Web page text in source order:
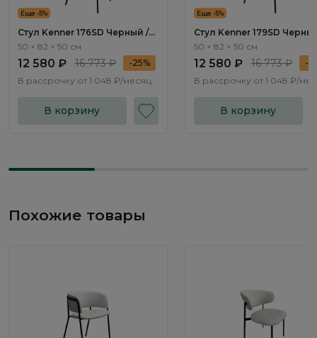
Еще -5%
Стул Kenner 176SD Черный /
Капучино
50 × 82 × 50 см
12 580 ₽ 16 773 ₽
-25%
В рассрочку от 1 048 ₽/месяц
В корзину
Еще -5%
Стул Kenner 179SD
Капучино
50 × 82 × 50 см
12 580 ₽ 16 773 ₽
-
В рассрочку от 1 048 ₽/
В корзину
Похожие товары